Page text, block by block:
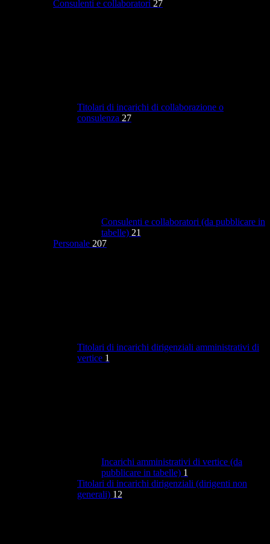
Consulenti e collaboratori 27
Titolari di incarichi di collaborazione o
consulenza 27
Consulenti e collaboratori (da pubblicare in
tabelle) 21
Personale 207
Titolari di incarichi dirigenziali amministrativi di
vertice 1
Incarichi amministrativi di vertice (da
pubblicare in tabelle) 1
Titolari di incarichi dirigenziali (dirigenti non
generali) 12